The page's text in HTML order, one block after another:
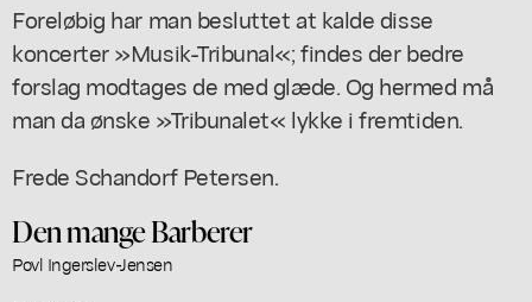
Foreløbig har man besluttet at kalde disse
koncerter »Musik-Tribunal«; findes der bedre
forslag modtages de med glæde. Og hermed må
man da ønske »Tribunalet« lykke i fremtiden.
Frede Schandorf Petersen.
Den mange Barberer
Povl Ingerslev-Jensen